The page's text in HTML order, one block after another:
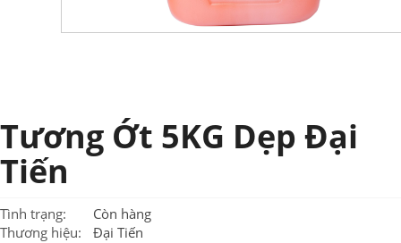
Tương Ớt 5KG Dẹp Đại
Tiến
Tình trạng:
Còn hàng
Thương hiệu:
Đại Tiến